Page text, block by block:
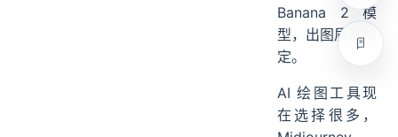
Banana 2 模
型，出图质量稳
定。
AI 绘图工具现
在选择很多，